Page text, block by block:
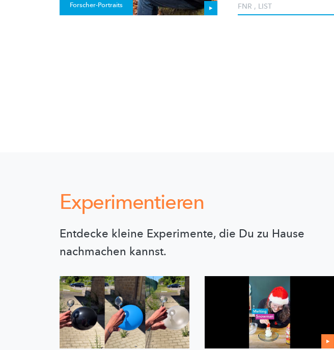
Forscher-Portraits FNR , LIST
Experimentieren
Entdecke kleine Experimente, die Du zu Hause
nachmachen kannst.